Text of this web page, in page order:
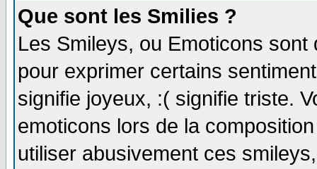
Que sont les Smilies ?
Les Smileys, ou Emoticons
pour exprimer certains
signifie joyeux, :( signifie triste.
emoticons lors de la
utiliser abusivement ces